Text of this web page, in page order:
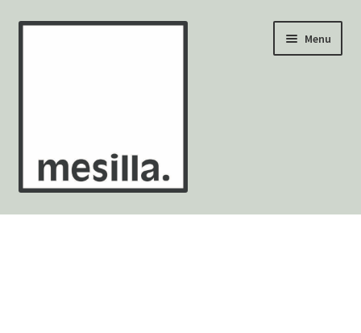
Ga
Ga
Menu
Wandtegels